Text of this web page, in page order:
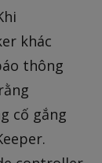
khác
thông
cố gắng